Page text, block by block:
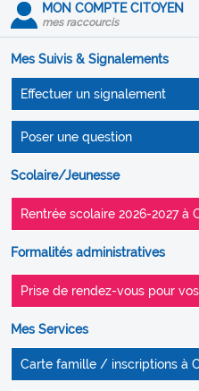
MON COMPTE CITOYEN
mes raccourcis
Mes Suivis & Signalements
Effectuer un signalement
Poser une question
Scolaire/Jeunesse
Rentrée scolaire 2026-2027 à
Formalités administratives
Prise de rendez-vous pour
Mes Services
Carte famille / inscriptions à